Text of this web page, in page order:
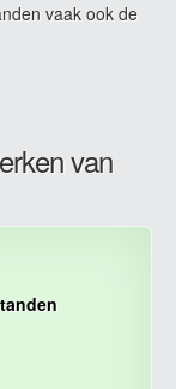
vaak ook de
van